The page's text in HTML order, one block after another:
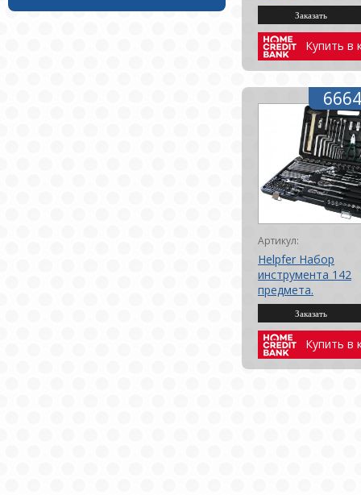
Купить в
Артикул:
Helpfer Набор
инструмента 142
предмета.
Купить в